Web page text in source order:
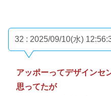
32 : 2025/09/10(水)
アッポーってデザインセ
思ってたが